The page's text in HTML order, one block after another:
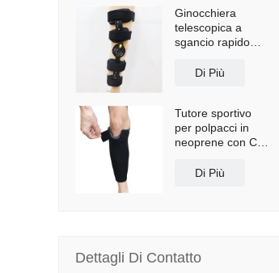
Ginocchiera
telescopica a
sgancio rapido
Di Più
Tutore sportivo
per polpacci in
neoprene con CE
Di Più
Dettagli Di Contatto